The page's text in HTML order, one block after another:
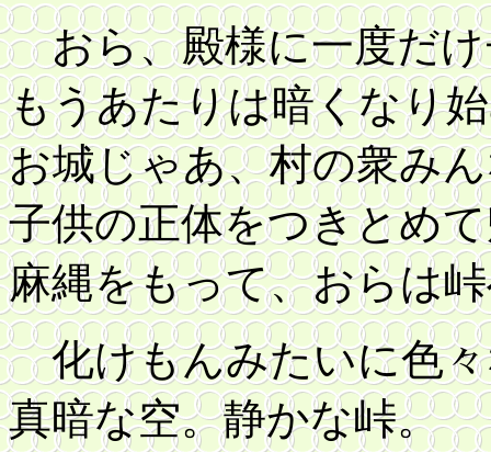
おら、殿様に一度だけ
もうあたりは暗くなり
お城じゃあ、村の衆み
子供の正体をつきとめ
麻縄をもって、おらは
化けもんみたいに色々
真暗な空。静かな峠。